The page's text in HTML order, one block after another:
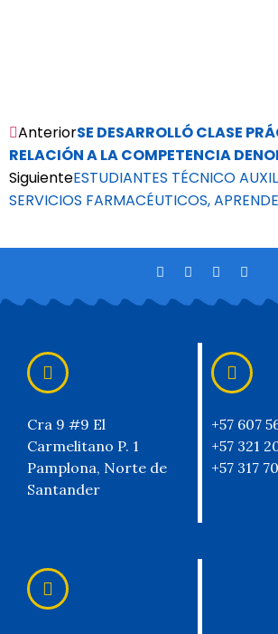
AnteriorSE DESARROLLÓ CLASE
RELACIÓN A LA COMPETENCIA
SiguienteESTUDIANTES TÉCNICO
SERVICIOS FARMACÉUTICOS,
Cra 9 #9 El
Carmelitano P. 1
Pamplona, Norte de
Santander
+57 607
+57 321
+57 317